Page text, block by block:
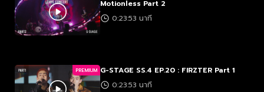
Motionless Part 2
0:23:53 นาที
PREMIUM G-STAGE SS.4 EP.20 : FIRZTER Part 1
0:23:53 นาที